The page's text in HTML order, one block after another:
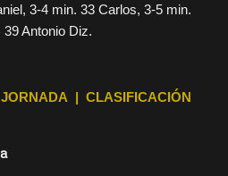
3-4 min. 33 Carlos, 3-5 min.
Antonio Diz.
JORNADA | CLASIFICACIÓN